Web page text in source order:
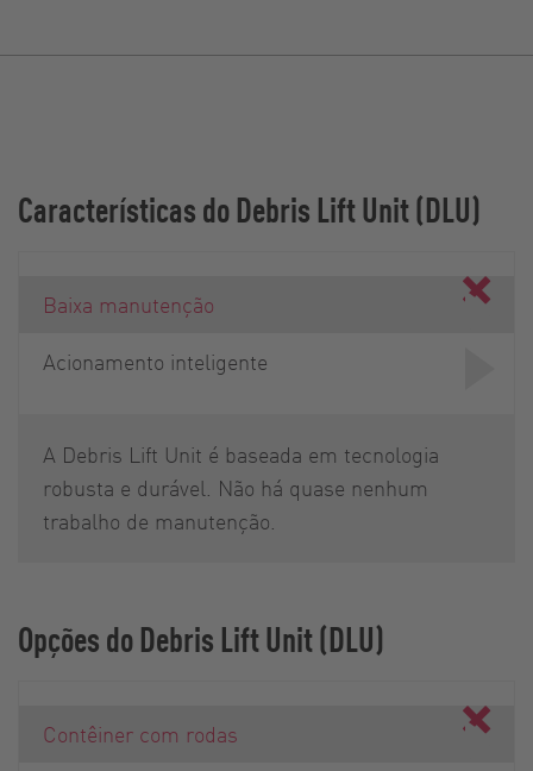
Características do Debris Lift Unit (DLU)
Baixa manutenção
Acionamento inteligente
A Debris Lift Unit é baseada em tecnologia
robusta e durável. Não há quase nenhum
trabalho de manutenção.
Opções do Debris Lift Unit (DLU)
Contêiner com rodas